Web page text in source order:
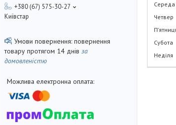
+380 (67) 575-30-27
Київстар
повернення
товару протягом 14 днів за
домовленістю
Середа
Четвер
Субота
Неділя